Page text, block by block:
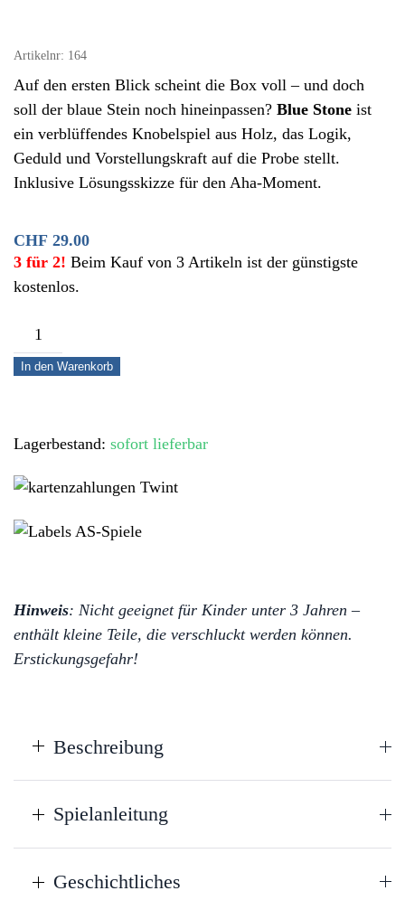
Artikelnr: 164
Auf den ersten Blick scheint die Box voll – und doch
soll der blaue Stein noch hineinpassen? Blue Stone ist
ein verblüffendes Knobelspiel aus Holz, das Logik,
Geduld und Vorstellungskraft auf die Probe stellt.
Inklusive Lösungsskizze für den Aha-Moment.
CHF 29.00
3 für 2! Beim Kauf von 3 Artikeln ist der günstigste
kostenlos.
Blue
Stone
–
letzte
Stein
noch
In den Warenkorb
Lagerbestand: sofort lieferbar
Hinweis: Nicht geeignet für Kinder unter 3 Jahren –
enthält kleine Teile, die verschluckt werden können.
Erstickungsgefahr!
Beschreibung
Spielanleitung
Geschichtliches